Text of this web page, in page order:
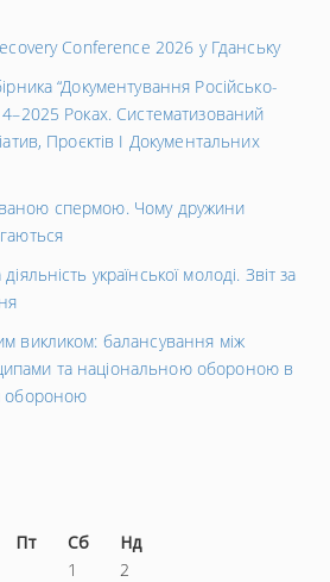
Conference 2026 у Гданську
“Документування Російсько-
Роках. Систематизований
Проєктів І Документальних
спермою. Чому дружини
української молоді. Звіт за
викликом: балансування між
та національною обороною в
обороною
Пт Сб
Нд
1
2